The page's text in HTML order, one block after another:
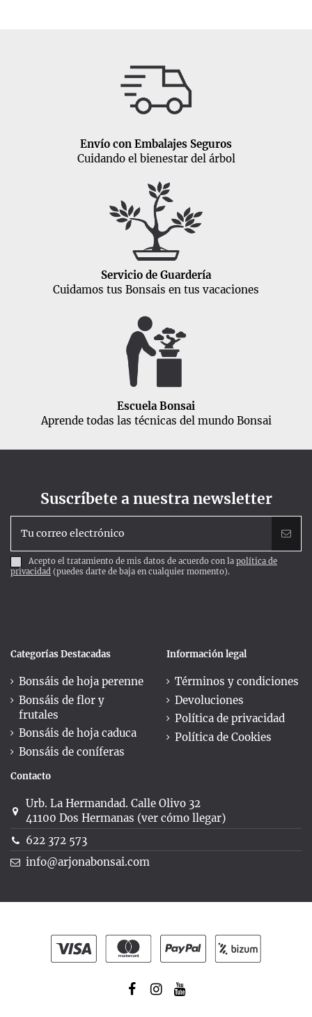
Envío con Embalajes Seguros
Cuidando el bienestar del árbol
Servicio de Guardería
Cuidamos tus Bonsais en tus vacaciones
Escuela Bonsai
Aprende todas las técnicas del mundo Bonsai
Suscríbete a nuestra newsletter
Acepto el tratamiento de mis datos de acuerdo con la política de
privacidad (puedes darte de baja en cualquier momento).
Categorías Destacadas
Bonsáis de hoja perenne
Bonsáis de flor y
frutales
Bonsáis de hoja caduca
Bonsáis de coníferas
Información legal
Términos y condiciones
Devoluciones
Política de privacidad
Política de Cookies
Contacto
Urb. La Hermandad. Calle Olivo 32
41100 Dos Hermanas (ver cómo llegar)
622 372 573
info@arjonabonsai.com